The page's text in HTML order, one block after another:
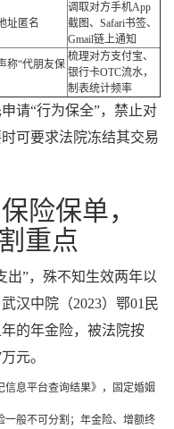
址匿名
调取对方手机App
截图、Safari书签、
Gmail链上通知
称“代朋友保
梳理对方支付宝、
银行卡OTC流水，
制表统计频率
请“行为保全”，禁止对
可要求法院冻结其交易
险保单，
重点
出”，殊不知生效两年以
汉中院（2023）鄂01民
的年金险，被法院按
元。
息平台查询结果》，固定婚姻
般不可分割；年金险、增额终